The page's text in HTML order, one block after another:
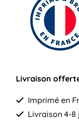
obligatoire
folle
Livraison
Imprimé en
Livraison 4-8